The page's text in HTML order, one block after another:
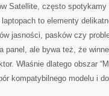
Satellite, często
to elementy
jasności, pasków czy
panel, ale bywa też, że
Właśnie dlatego obszar
kompatybilnego modelu i